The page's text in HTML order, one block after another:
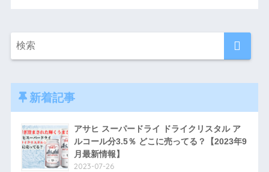
新着記事
アサヒ スーパードライ ドライクリスタル ア
ルコール分3.5％ どこに売ってる？【2023年9
月最新情報】
2023-07-26